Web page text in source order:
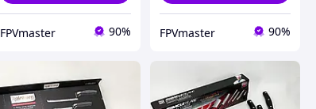
FPVmaster 90% FPVmaster 90%